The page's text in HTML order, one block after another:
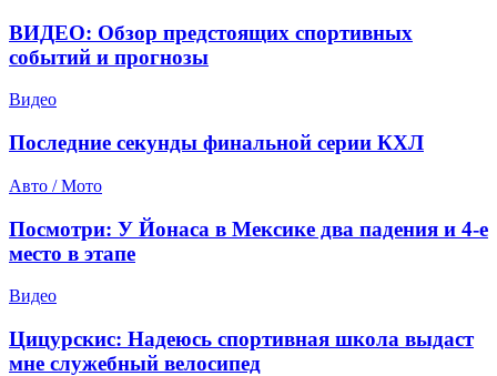
ВИДЕО: Обзор предстоящих спортивных
событий и прогнозы
Видео
Последние секунды финальной серии КХЛ
Авто / Мото
Посмотри: У Йонаса в Мексике два падения и 4-е
место в этапе
Видео
Цицурскис: Надеюсь спортивная школа выдаст
мне служебный велосипед